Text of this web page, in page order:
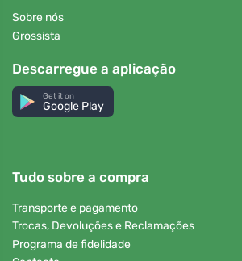
Sobre nós
Grossista
Descarregue a aplicação
Get it on
Google Play
Tudo sobre a compra
Transporte e pagamento
Trocas, Devoluções e Reclamações
Programa de fidelidade